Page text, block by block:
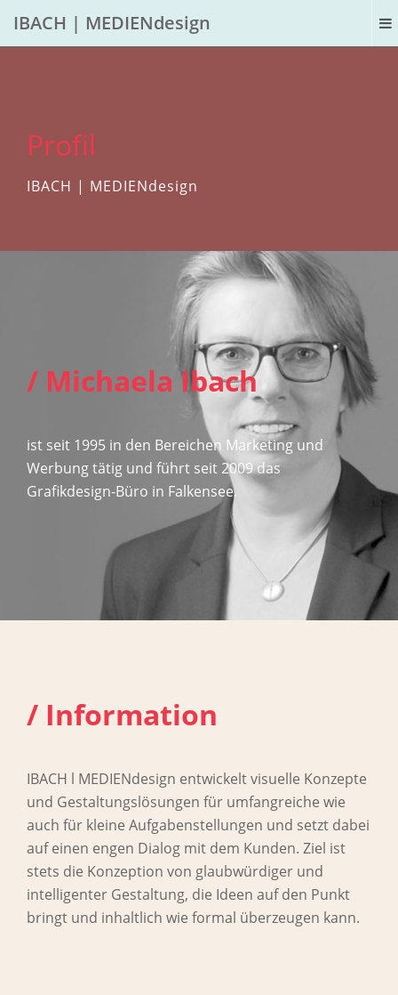
IBACH | MEDIENdesign
Profil
IBACH | MEDIENdesign
/ Michaela Ibach
ist seit 1995 in den Bereichen Marketing und
Werbung tätig und führt seit 2009 das
Grafikdesign-Büro in Falkensee.
/ Information
IBACH l MEDIENdesign entwickelt visuelle Konzepte
und Gestaltungslösungen für umfangreiche wie
auch für kleine Aufgabenstellungen und setzt dabei
auf einen engen Dialog mit dem Kunden. Ziel ist
stets die Konzeption von glaubwürdiger und
intelligenter Gestaltung, die Ideen auf den Punkt
bringt und inhaltlich wie formal überzeugen kann.